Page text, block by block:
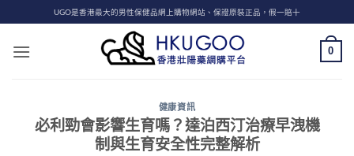
to
content
UGO是香港最大的男性保健品網上購物網站、保證原裝正品，假一賠十
0
健康資訊
必利勁會影響生育嗎？達泊西汀治療早洩機
制與生育安全性完整解析